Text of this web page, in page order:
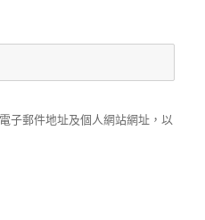
子郵件地址及個人網站網址，以